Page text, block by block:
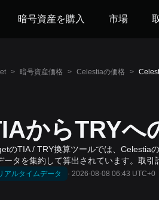
暗号資産を購入 市場
> 暗号資産価格 > Celestiaの価格 >
からTRYへ
のTIA / TRY換算ツールでは、Celestia
ータを集約して算出されています。取引
アルタイムデータ · 2026-08-08 06:43 UTC+0